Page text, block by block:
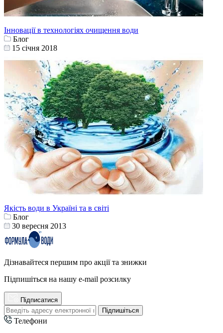
Інновації в технологіях очищення води
Блог
15 cічня 2018
Якість води в Україні та в світі
Блог
30 вересня 2013
Дізнавайтеся першим про акції та знижки
Підпишіться на нашу e-mail розсилку
Підписатися
Підпишіться
Телефони